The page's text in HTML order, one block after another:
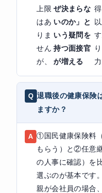
上限
はあ
りま
せん
が、
ぜ決まらな
いのか」と
いう疑問を
持つ面接官
が増える
退職後の健康保険
ますか？
①国民健康保険料
もらう）と②任意
の人事に確認）を
選ぶのが基本です
親が会社員の場合